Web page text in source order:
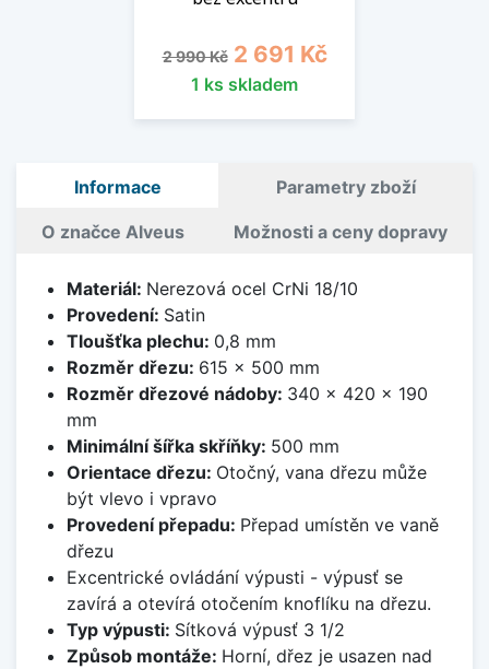
Běžná cena
2 990 Kč Cena
2 691 Kč
1 ks skladem
Informace Parametry zboží
O značce Alveus Možnosti a ceny dopravy
Materiál: Nerezová ocel CrNi 18/10
Provedení: Satin
Tloušťka plechu: 0,8 mm
Rozměr dřezu: 615 x 500 mm
Rozměr dřezové nádoby: 340 x 420 x 190
mm
Minimální šířka skříňky: 500 mm
Orientace dřezu: Otočný, vana dřezu může
být vlevo i vpravo
Provedení přepadu: Přepad umístěn ve vaně
dřezu
Excentrické ovládání výpusti - výpusť se
zavírá a otevírá otočením knoflíku na dřezu.
Typ výpusti: Sítková výpusť 3 1/2
Způsob montáže: Horní, dřez je usazen nad